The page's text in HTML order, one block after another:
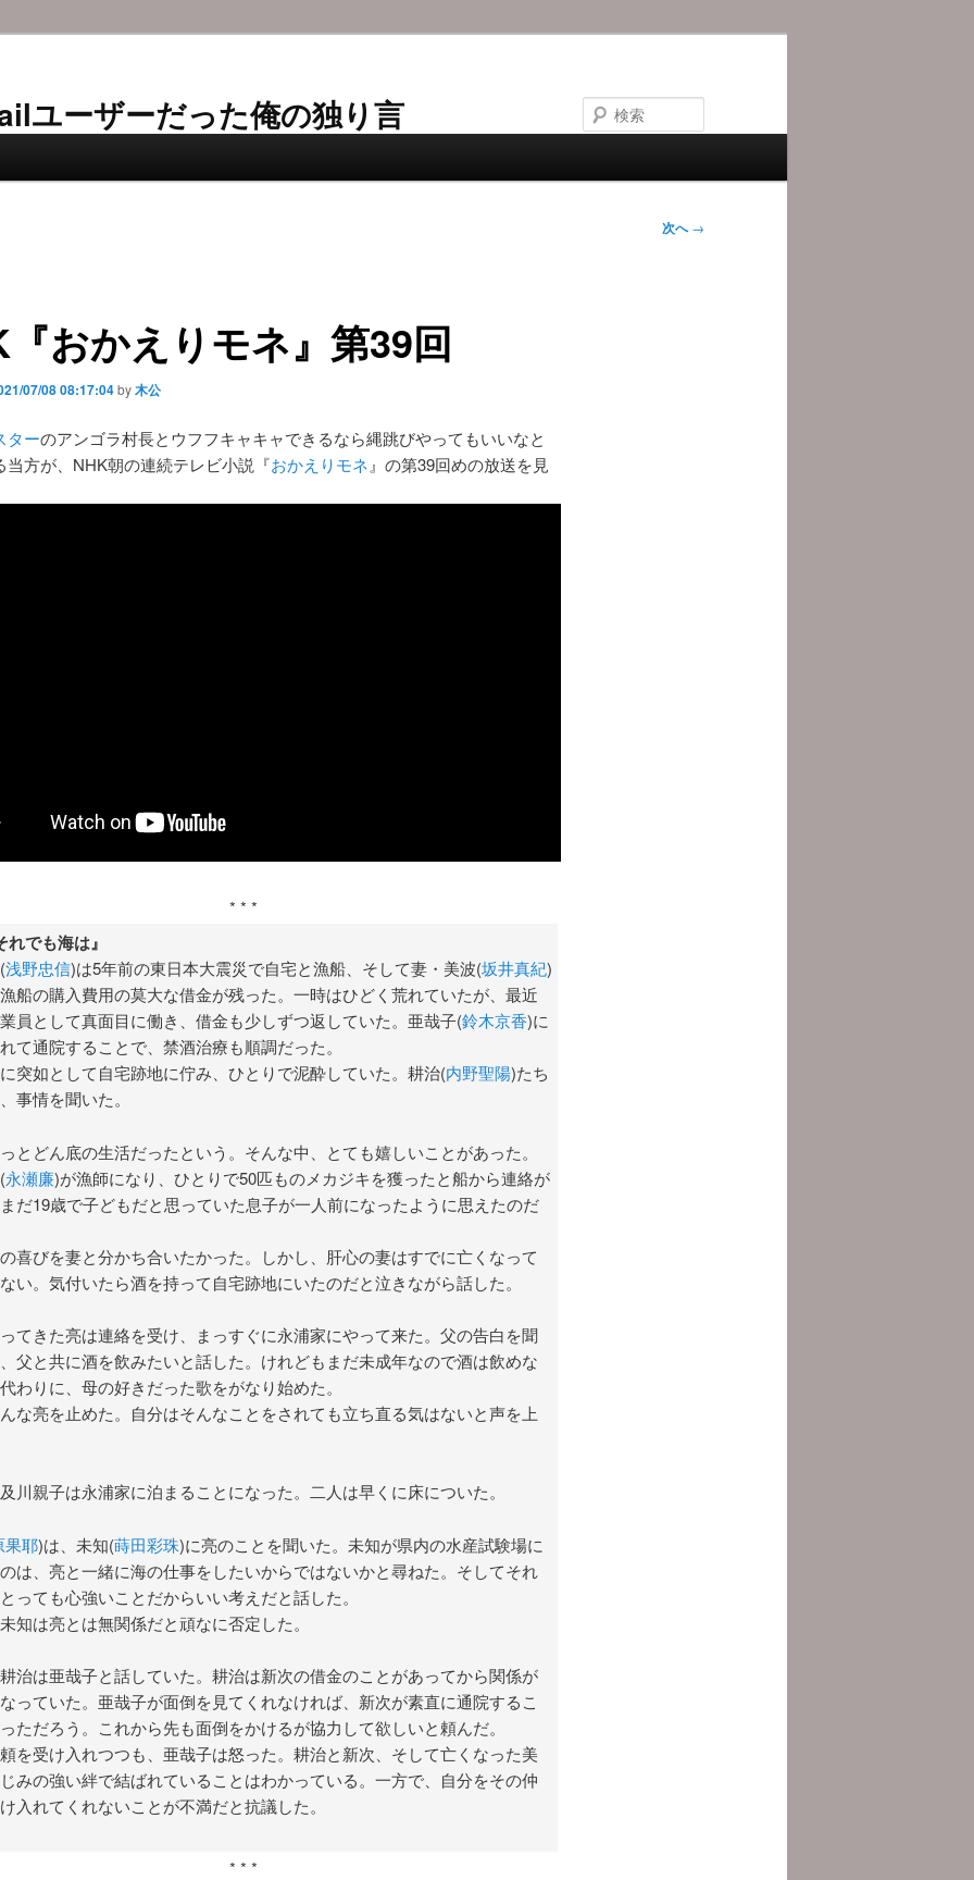
ユーザーだった俺の独り言
索
次へ→
おかえりモネ』第39回
07/08 08:17:04by木公
ターのアンゴラ村長とウフフキャキャできるなら縄跳びやってもいいなと
当方が、NHK朝の連続テレビ小説『おかえりモネ 』の第39回めの放送を見
* * *
でも海は』
浅野忠信)は5年前の東日本大震災で自宅と漁船、そして妻・美波(坂井真紀)
船の購入費用の莫大な借金が残った。一時はひどく荒れていたが、最近
員として真面目に働き、借金も少しずつ返していた。亜哉子(鈴木京香)に
て通院することで、禁酒治療も順調だった。
突如として自宅跡地に佇み、ひとりで泥酔していた。耕治(内野聖陽)たち
事情を聞いた。
とどん底の生活だったという。そんな中、とても嬉しいことがあった。
永瀬廉)が漁師になり、ひとりで50匹ものメカジキを獲ったと船から連絡が
だ19歳で子どもだと思っていた息子が一人前になったように思えたのだ
喜びを妻と分かち合いたかった。しかし、肝心の妻はすでに亡くなって
い。気付いたら酒を持って自宅跡地にいたのだと泣きながら話した。
てきた亮は連絡を受け、まっすぐに永浦家にやって来た。父の告白を聞
父と共に酒を飲みたいと話した。けれどもまだ未成年なので酒は飲めな
わりに、母の好きだった歌をがなり始めた。
な亮を止めた。自分はそんなことをされても立ち直る気はないと声を上
川親子は永浦家に泊まることになった。二人は早くに床についた。
果耶)は、未知(蒔田彩珠)に亮のことを聞いた。未知が県内の水産試験場に
は、亮と一緒に海の仕事をしたいからではないかと尋ねた。そしてそれ
っても心強いことだからいい考えだと話した。
知は亮とは無関係だと頑なに否定した。
治は亜哉子と話していた。耕治は新次の借金のことがあってから関係が
っていた。亜哉子が面倒を見てくれなければ、新次が素直に通院するこ
ただろう。これから先も面倒をかけるが協力して欲しいと頼んだ。
を受け入れつつも、亜哉子は怒った。耕治と新次、そして亡くなった美
みの強い絆で結ばれていることはわかっている。一方で、自分をその仲
入れてくれないことが不満だと抗議した。
* * *